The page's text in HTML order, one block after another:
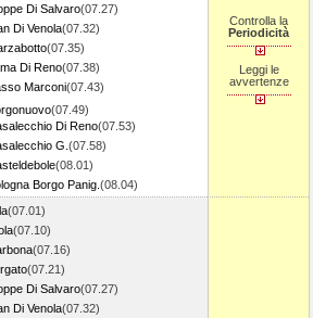
Di Salvaro(07.27)
Di Venola(07.32)
(07.35)
Di Reno(07.38)
Marconi(07.43)
(07.49)
Di Reno(07.53)
G. (07.58)
(08.01)
Borgo Panig. (08.04)
Controlla la
Periodicità
Leggi le
avvertenze
(07.01)
(07.10)
(07.16)
(07.21)
Di Salvaro(07.27)
Di Venola(07.32)